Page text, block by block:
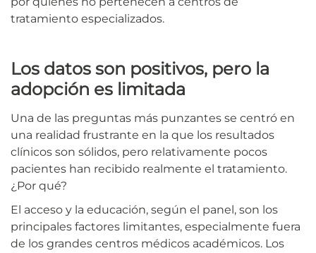
tratamiento especializados.
Los datos son positivos, pero la
adopción es limitada
Una de las preguntas más punzantes se centró en
una realidad frustrante en la que los resultados
clínicos son sólidos, pero relativamente pocos
pacientes han recibido realmente el tratamiento.
¿Por qué?
El acceso y la educación, según el panel, son los
principales factores limitantes, especialmente fuera
de los grandes centros médicos académicos. Los